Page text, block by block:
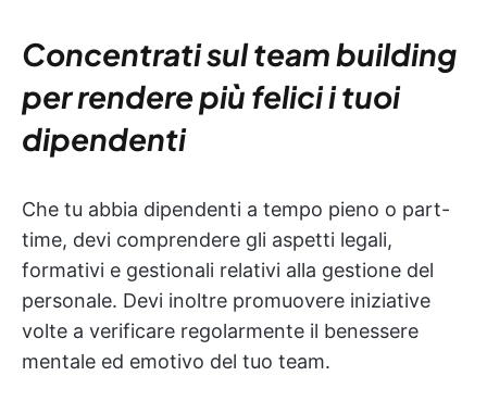
Concentrati sul team building
per rendere più felici i tuoi
dipendenti
Che tu abbia dipendenti a tempo pieno o part-
time, devi comprendere gli aspetti legali,
formativi e gestionali relativi alla gestione del
personale. Devi inoltre promuovere iniziative
volte a verificare regolarmente il benessere
mentale ed emotivo del tuo team.